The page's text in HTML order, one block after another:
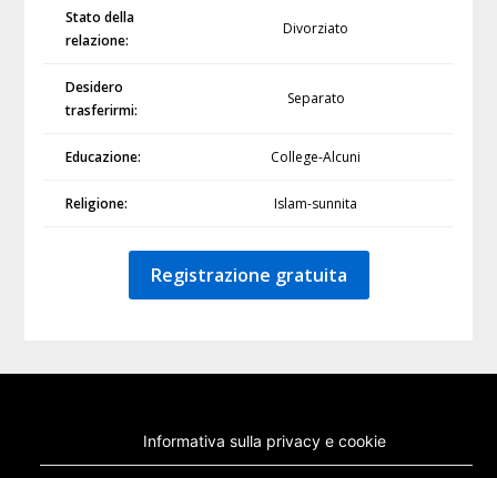
Stato della
relazione:
Divorziato
Desidero
trasferirmi:
Separato
Educazione: College-Alcuni
Religione: Islam-sunnita
Registrazione gratuita
Informativa sulla privacy e cookie